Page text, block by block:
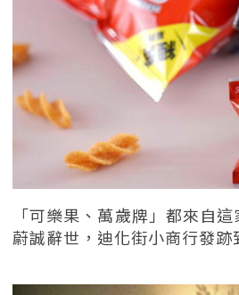
「可樂果、萬歲牌」都來自
蔚誠辭世，迪化街小商行發